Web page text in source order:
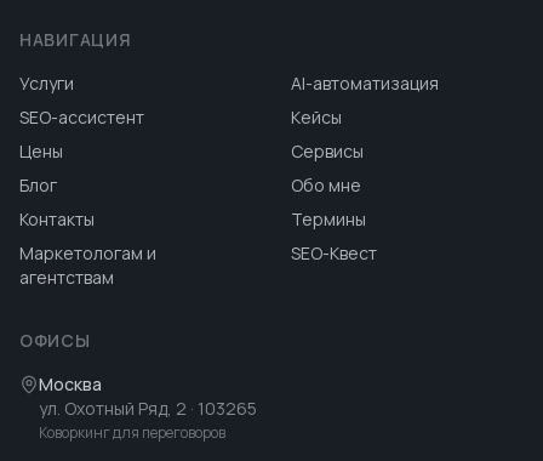
НАВИГАЦИЯ
Услуги
AI-автоматизация
SEO-ассистент
Кейсы
Цены
Сервисы
Блог
Обо мне
Контакты
Термины
Маркетологам и
агентствам
SEO-Квест
ОФИСЫ
Москва
ул. Охотный Ряд, 2 · 103265
Коворкинг для переговоров